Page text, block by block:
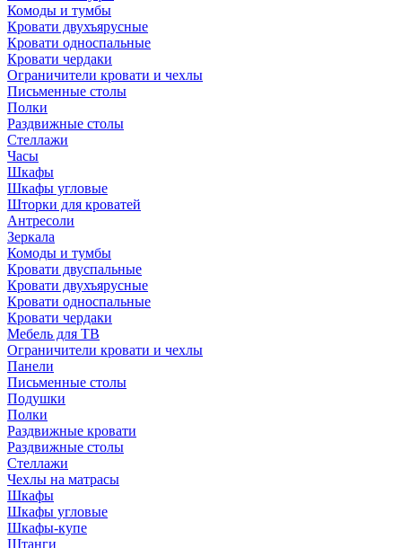
Комоды и тумбы
Кровати двухъярусные
Кровати односпальные
Кровати чердаки
Ограничители кровати и чехлы
Письменные столы
Полки
Раздвижные столы
Стеллажи
Часы
Шкафы
Шкафы угловые
Шторки для кроватей
Антресоли
Зеркала
Комоды и тумбы
Кровати двуспальные
Кровати двухъярусные
Кровати односпальные
Кровати чердаки
Мебель для ТВ
Ограничители кровати и чехлы
Панели
Письменные столы
Подушки
Полки
Раздвижные кровати
Раздвижные столы
Стеллажи
Чехлы на матрасы
Шкафы
Шкафы угловые
Шкафы-купе
Штанги